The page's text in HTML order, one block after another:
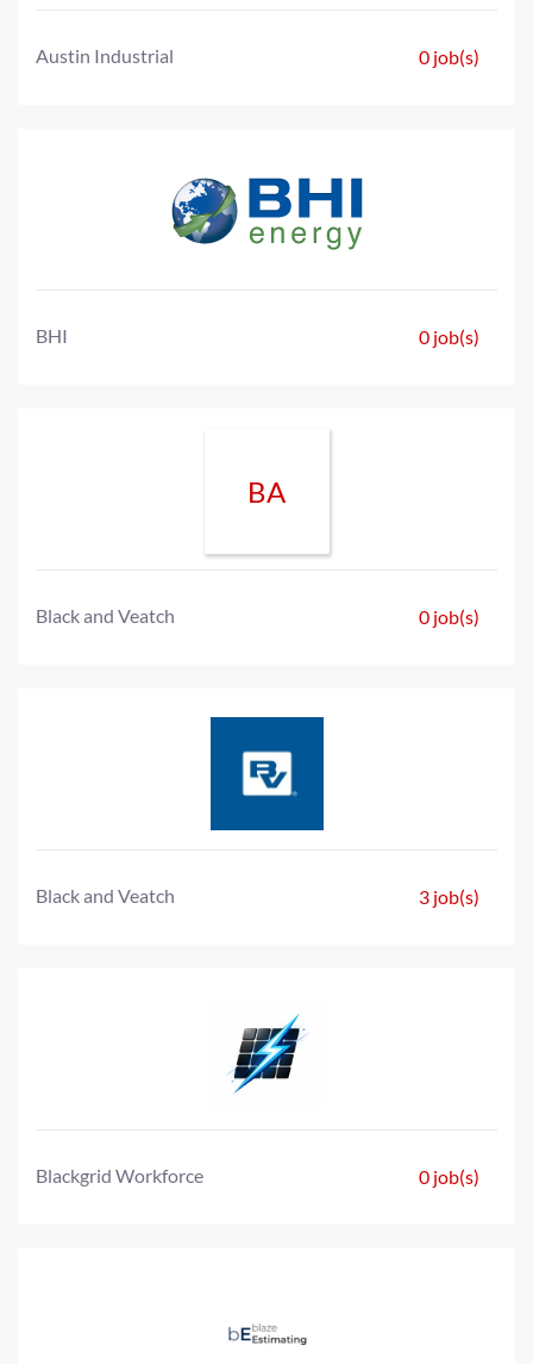
Austin Industrial 0 job(s)
BHI 0 job(s)
BA
Black and Veatch 0 job(s)
Black and Veatch 3 job(s)
Blackgrid Workforce 0 job(s)